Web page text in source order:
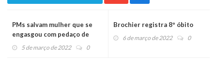
PMs salvam mulher que se
engasgou com pedaço de
carne5 de março de 2022 0
Brochier registra 8º óbito
6 de março de 2022 0